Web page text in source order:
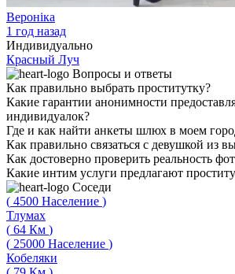
Вероніка
1 год назад
Индивидуально
Красный Луч
Вопросы и ответы
Как правильно выбрать проститутку?
Какие гарантии анонимности
индивидуалок?
Где и как найти анкеты шлюх в моем
Как правильно связаться с девушкой из
Как достоверно проверить реальность
Какие интим услуги предлагают
Соседи
( 4500 Население )
Тлумах
( 64 Км )
( 25000 Население )
Кобеляки